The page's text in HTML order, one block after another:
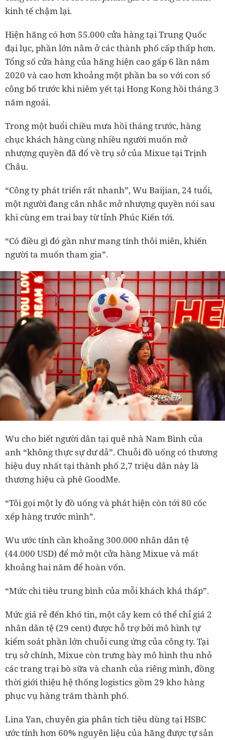
kinh tế chậm lại.
Hiện hãng có hơn 55.000 cửa hàng tại Trung Quốc
đại lục, phần lớn nằm ở các thành phố cấp thấp hơn.
Tổng số cửa hàng của hãng hiện cao gấp 6 lần năm
2020 và cao hơn khoảng một phần ba so với con số
công bố trước khi niêm yết tại Hong Kong hồi tháng 3
năm ngoái.
Trong một buổi chiều mưa hồi tháng trước, hàng
chục khách hàng cùng nhiều người muốn mở
nhượng quyền đã đổ về trụ sở của Mixue tại Trịnh
Châu.
“Công ty phát triển rất nhanh”, Wu Baijian, 24 tuổi,
một người đang cân nhắc mở nhượng quyền nói sau
khi cùng em trai bay từ tỉnh Phúc Kiến tới.
“Có điều gì đó gần như mang tính thôi miên, khiến
người ta muốn tham gia”.
Wu cho biết người dân tại quê nhà Nam Bình của
anh “không thực sự dư dả”. Chuỗi đồ uống có thương
hiệu duy nhất tại thành phố 2,7 triệu dân này là
thương hiệu cà phê GoodMe.
“Tôi gọi một ly đồ uống và phát hiện còn tới 80 cốc
xếp hàng trước mình”.
Wu ước tính cần khoảng 300.000 nhân dân tệ
(44.000 USD) để mở một cửa hàng Mixue và mất
khoảng hai năm để hoàn vốn.
“Mức chi tiêu trung bình của mỗi khách khá thấp”.
Mức giá rẻ đến khó tin, một cây kem có thể chỉ giá 2
nhân dân tệ (29 cent) được hỗ trợ bởi mô hình tự
kiểm soát phần lớn chuỗi cung ứng của công ty. Tại
trụ sở chính, Mixue còn trưng bày mô hình thu nhỏ
các trang trại bò sữa và chanh của riêng mình, đồng
thời giới thiệu hệ thống logistics gồm 29 kho hàng
phục vụ hàng trăm thành phố.
Lina Yan, chuyên gia phân tích tiêu dùng tại HSBC
ước tính hơn 60% nguyên liệu của hãng được tự sản